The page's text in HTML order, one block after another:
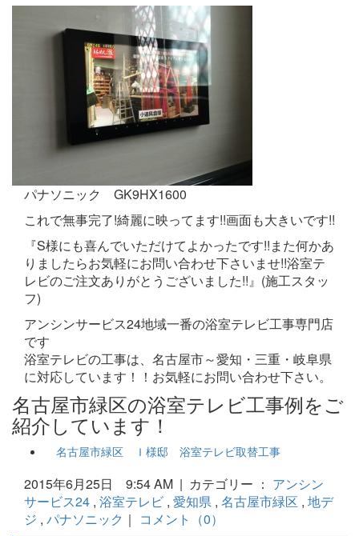
パナソニック GK9HX1600
これで無事完了!綺麗に映ってます!!画面も大きいです!!
『S様にも喜んでいただけてよかったです!!また何かあ
りましたらお気軽にお問い合わせ下さいませ!!浴室テ
レビのご注文ありがとうございました!!』(施工スタッ
フ)
アンシンサービス24地域一番の浴室テレビ工事専門店
です
浴室テレビの工事は、名古屋市～愛知・三重・岐阜県
に対応しています！！お気軽にお問い合わせ下さい。
名古屋市緑区の浴室テレビ工事例をご
紹介しています！
名古屋市緑区 Ｉ様邸 浴室テレビ取替工事
2015年6月25日 9:54 AM | カテゴリー ： アンシン
サービス24 , 浴室テレビ , 愛知県 , 名古屋市緑区 , 地デ
ジ , パナソニック ｜ コメント（0）